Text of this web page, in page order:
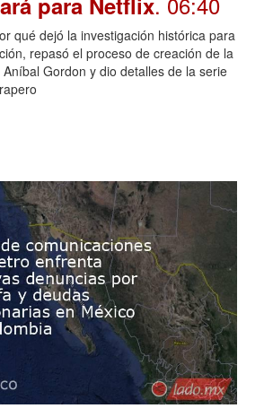
qué dejó la investigación histórica para
repasó el proceso de creación de la
Gordon y dio detalles de la serie